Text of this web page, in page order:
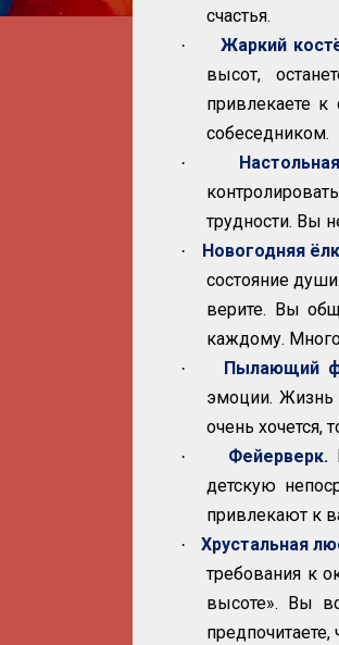
счастья.
· Жаркий
высот,
привлекаете
собеседником.
·
трудности. Вы
· Новогодняя
состояние
верите. Вы
каждому.
· Пылающий
эмоции. Жизнь
очень хочется,
· Фейерверк.
детскую
привлекают к
· Хрустальная
требования к
высоте». Вы